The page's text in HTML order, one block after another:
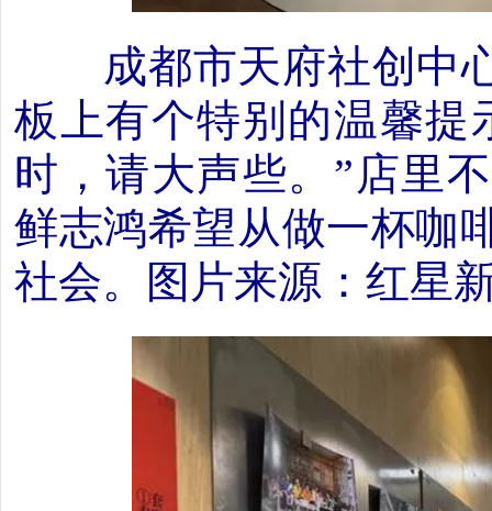
成都市天府社创中
板上有个特别的温馨提
时，请大声些。”店里
鲜志鸿希望从做一杯咖
社会。图片来源：红星